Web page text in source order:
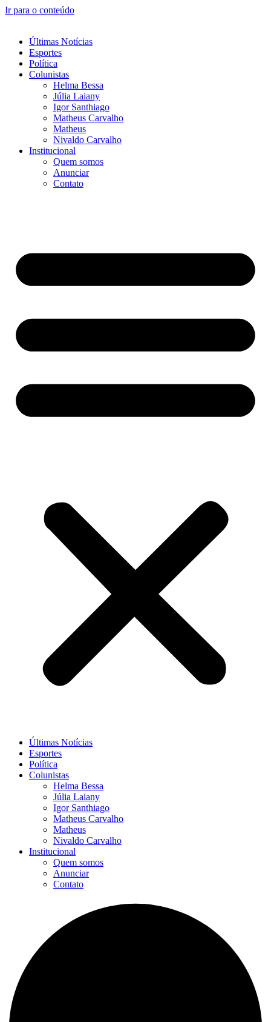
Ir para o conteúdo
Últimas Notícias
Esportes
Política
Colunistas
Helma Bessa
Júlia Laiany
Igor Santhiago
Matheus Carvalho
Matheus
Nivaldo Carvalho
Institucional
Quem somos
Anunciar
Contato
Últimas Notícias
Esportes
Política
Colunistas
Helma Bessa
Júlia Laiany
Igor Santhiago
Matheus Carvalho
Matheus
Nivaldo Carvalho
Institucional
Quem somos
Anunciar
Contato